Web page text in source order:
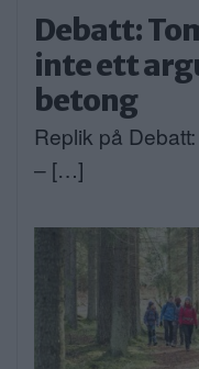
Debatt:
inte ett
betong
Replik på
– […]